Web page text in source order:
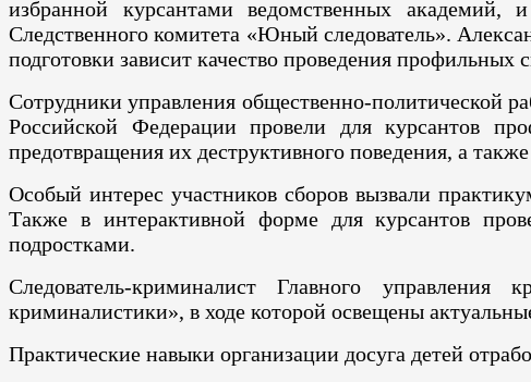
избранной курсантами ведомственных академий,
Следственного комитета «Юный следователь».
подготовки зависит качество проведения
Сотрудники управления общественно-политической
Российской Федерации провели для курсантов
предотвращения их деструктивного поведения, а
Особый интерес участников сборов вызвали
Также в интерактивной форме для курсантов
подростками.
Следователь-криминалист Главного
криминалистики», в ходе которой освещены
Практические навыки организации досуга детей